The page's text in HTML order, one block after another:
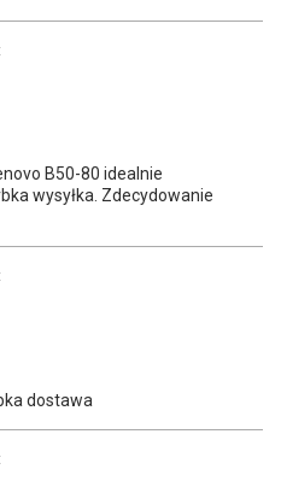
B50-80 idealnie
wysyłka. Zdecydowanie
dostawa